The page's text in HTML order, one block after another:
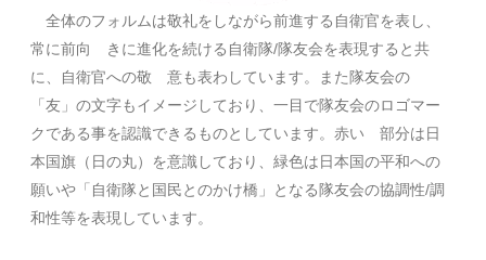
全体のフォルムは敬礼をしながら前進する自衛官を表し、
常に前向 きに進化を続ける自衛隊/隊友会を表現すると共
に、自衛官への敬 意も表わしています。また隊友会の
「友」の文字もイメージしており、一目で隊友会のロゴマー
クである事を認識できるものとしています。赤い 部分は日
本国旗（日の丸）を意識しており、緑色は日本国の平和への
願いや「自衛隊と国民とのかけ橋」となる隊友会の協調性/調
和性等を表現しています。